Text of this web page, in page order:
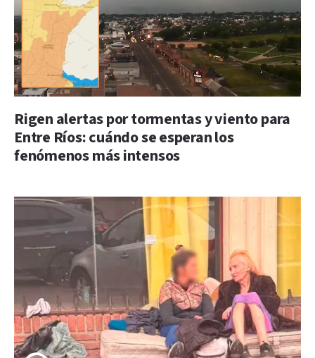
Rigen alertas por tormentas y viento para
Entre Ríos: cuándo se esperan los
fenómenos más intensos